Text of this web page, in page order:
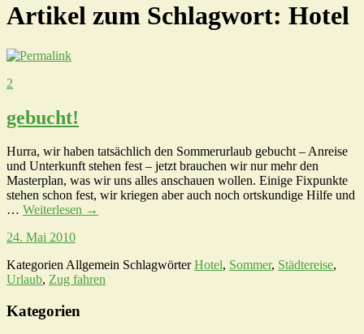
Artikel zum Schlagwort: Hotel
2
gebucht!
Hurra, wir haben tatsächlich den Sommerurlaub gebucht – Anreise
und Unterkunft stehen fest – jetzt brauchen wir nur mehr den
Masterplan, was wir uns alles anschauen wollen. Einige Fixpunkte
stehen schon fest, wir kriegen aber auch noch ortskundige Hilfe und
… Weiterlesen →
24. Mai 2010
KategorienAllgemein SchlagwörterHotel, Sommer, Städtereise,
Urlaub, Zug fahren
Kategorien